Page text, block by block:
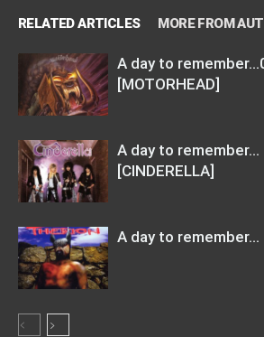
RELATED ARTICLES MORE FROM
A day to
[MOTORHEAD]
A day to remember…
[CINDERELLA]
A day to remember…